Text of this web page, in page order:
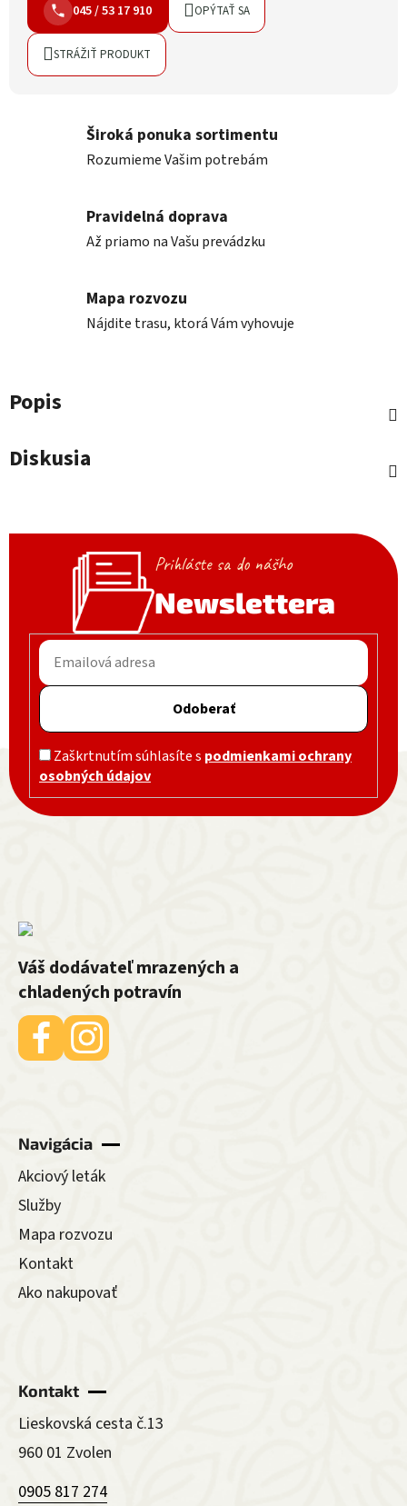
045 / 53 17 910 OPÝTAŤ SA
STRÁŽIŤ PRODUKT
Široká ponuka sortimentu
Rozumieme Vašim potrebám
Pravidelná doprava
Až priamo na Vašu prevádzku
Mapa rozvozu
Nájdite trasu, ktorá Vám vyhovuje
Popis
Diskusia
Prihláste sa do nášho
Newslettera
Odoberať
Zaškrtnutím súhlasíte s podmienkami ochrany
osobných údajov
Zápätie
Váš dodávateľ mrazených a
chladených potravín
Navigácia
Akciový leták
Služby
Mapa rozvozu
Kontakt
Ako nakupovať
Kontakt
Lieskovská cesta č.13
960 01 Zvolen
0905 817 274